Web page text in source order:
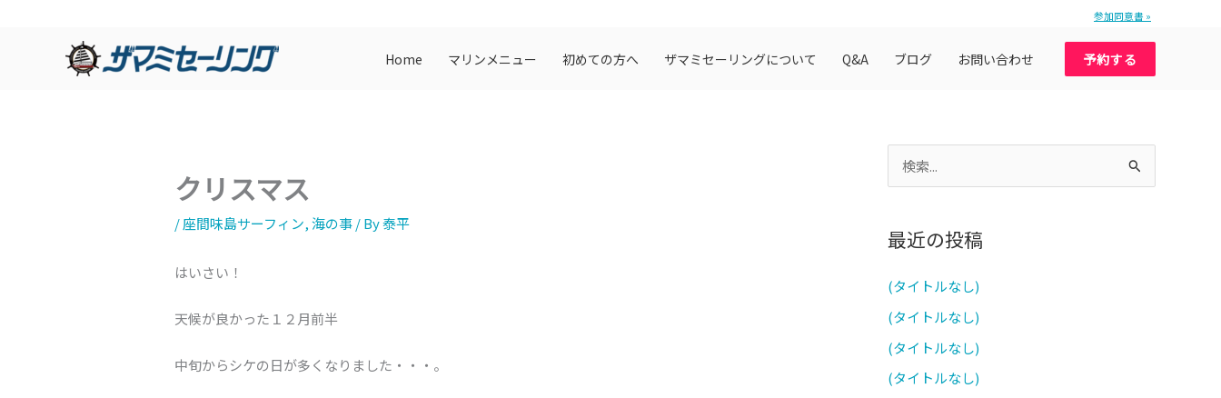
参加同意書 »
Home マリンメニュー 初めての方へ ザマミセーリングについて Q&A ブログ お問い合わせ 予約する
クリスマス
/座間味島サーフィン,海の事/ By泰平
はいさい！
天候が良かった１２月前半
中旬からシケの日が多くなりました・・・。
象
最近の投稿
(タイトルなし)
(タイトルなし)
(タイトルなし)
(タイトルなし)